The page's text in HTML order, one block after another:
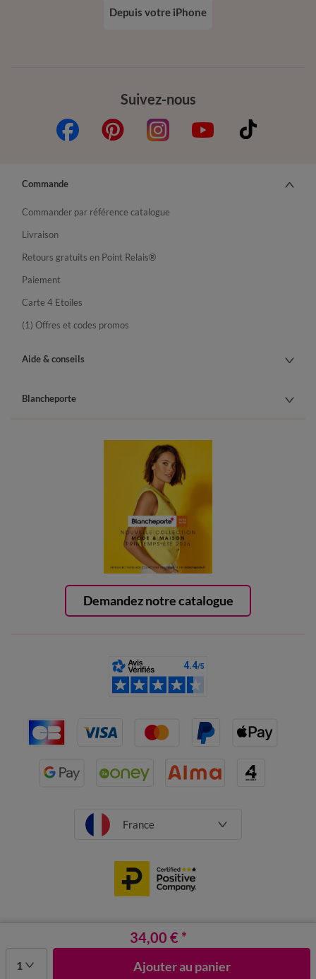
34,00 € *
1 Ajouter au panier
Suivez-nous
Depuis votre iPhone
Demandez notre catalogue
Commande
Commander par référence catalogue
Livraison
Retours gratuits en Point Relais®
Paiement
Carte 4 Etoiles
(1) Offres et codes promos
Aide & conseils
Blancheporte
France
Données personnelles